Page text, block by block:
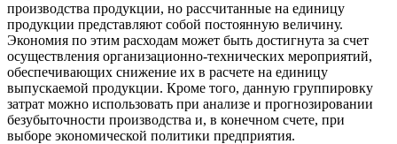
производства продукции, но рассчитанные на единицу
продукции представляют собой постоянную величину.
Экономия по этим расходам может быть достигнута за счет
осуществления организационно-технических мероприятий,
обеспечивающих снижение их в расчете на единицу
выпускаемой продукции. Кроме того, данную группировку
затрат можно использовать при анализе и прогнозировании
безубыточности производства и, в конечном счете, при
выборе экономической политики предприятия.